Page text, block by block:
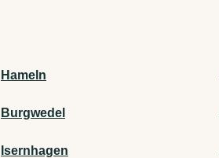
Hameln
Burgwedel
Isernhagen